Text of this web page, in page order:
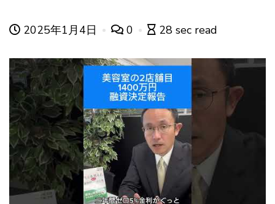
2025年1月4日 0 28 sec read